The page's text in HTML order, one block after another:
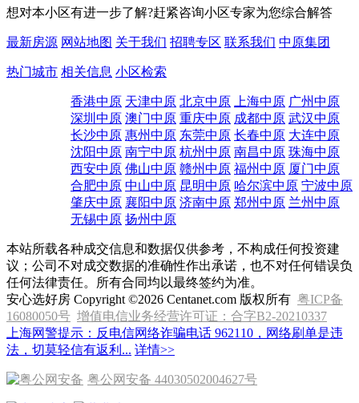
下载中原找房APP >
二手房
周边生活配套
想对本小区有进一步了解?赶紧咨询小区专家为您综合解答
网站地图 关于我们 招聘专区 联系我们 中原集团
相关信息 小区检索
香港中原 天津中原 北京中原 上海中原 广州中原
深圳中原 澳门中原 重庆中原 成都中原 武汉中原
长沙中原 惠州中原 东莞中原 长春中原 大连中原
沈阳中原 南宁中原
合肥中原 中山中原 昆明中原 哈尔滨中原 宁波中原
肇庆中原 襄阳中原 济南中原 郑州中原 兰州中原
无锡中原 扬州中原
本站所载各种成交信息和数据仅供参考，不构成任何投资建
议；公司不对成交数据的准确性作出承诺，也不对任何错误负
任何法律责任。所有合同均以最终签约为准。
16080050号 增值电信业务经营许可证：合字B2-20210337
上海网警提示：反电信网络诈骗电话 962110，网络刷单是违